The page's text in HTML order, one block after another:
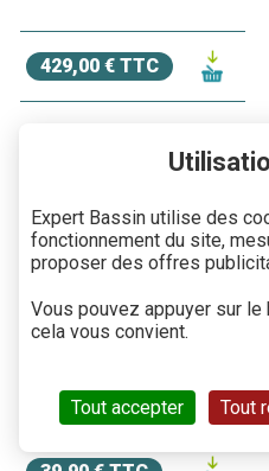
429,00 € TTC
filtre de bassin
435x312mm
Expert Bassin utilise des
fonctionnement du site,
proposer des offres
Vous pouvez appuyer sur
cela vous convient.
Tout accepter Tout